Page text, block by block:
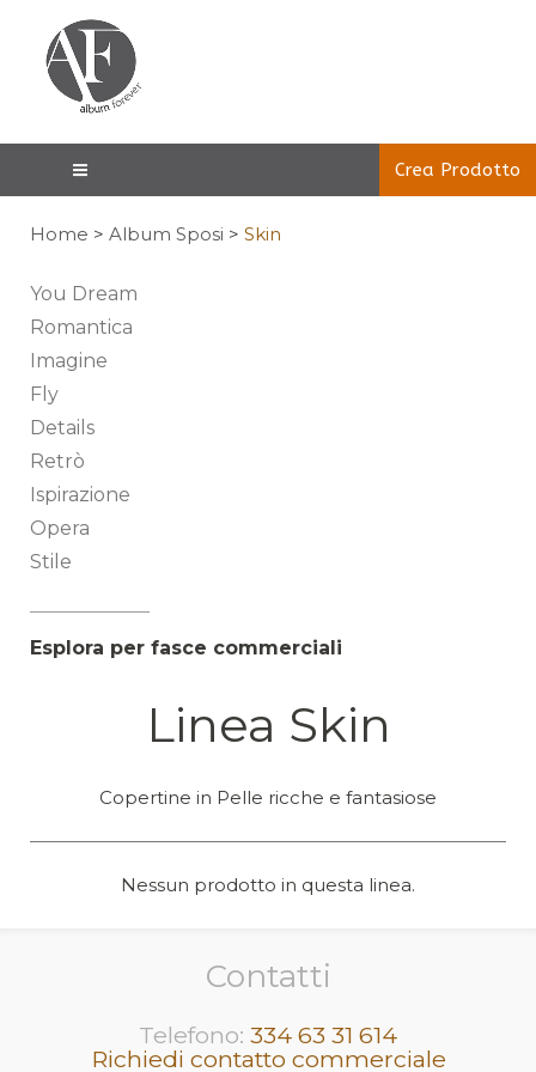
Crea Prodotto
Home > Album Sposi > Skin
You Dream
Romantica
Imagine
Fly
Details
Retrò
Ispirazione
Opera
Stile
Esplora per fasce commerciali
Linea Skin
Copertine in Pelle ricche e fantasiose
Nessun prodotto in questa linea.
Contatti
Telefono: 334 63 31 614
Richiedi contatto commerciale